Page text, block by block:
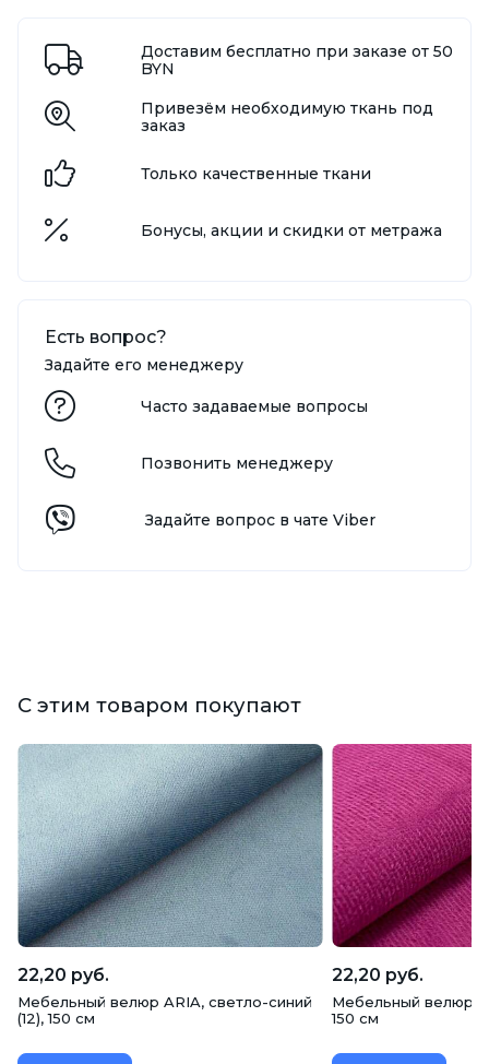
Доставим бесплатно при заказе от 50
BYN
Привезём необходимую ткань под
заказ
Только качественные ткани
Бонусы, акции и скидки от метража
Есть вопрос?
Задайте его менеджеру
Часто задаваемые вопросы
Позвонить менеджеру
Задайте вопрос в чате Viber
С этим товаром покупают
22,20 руб.
Мебельный велюр ARIA, светло-синий
(12), 150 см
22,20 руб.
Мебельный велюр
150 см